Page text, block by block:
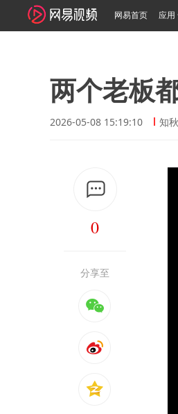
网易首页 应用
两个老板
2026-05-08 15:19:10 知
0
分享至